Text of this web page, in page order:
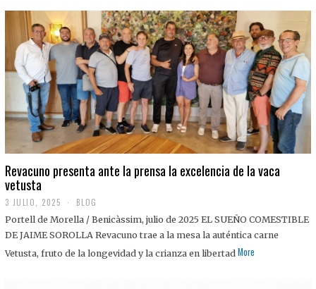
2
5
Revacuno presenta ante la prensa la excelencia de la vaca
vetusta
3 JULIO, 2025
J
U
I
BLOG
Portell de Morella / Benicàssim, julio de 2025 EL SUEÑO COMESTIBLE
DE JAIME SOROLLA Revacuno trae a la mesa la auténtica carne
Vetusta, fruto de la longevidad y la crianza en libertad More